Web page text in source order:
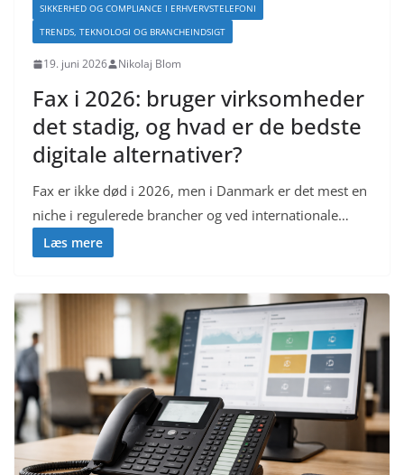
SIKKERHED OG COMPLIANCE I ERHVERVSTELEFONI
TRENDS, TEKNOLOGI OG BRANCHEINDSIGT
19. juni 2026 Nikolaj Blom
Fax i 2026: bruger virksomheder
det stadig, og hvad er de bedste
digitale alternativer?
Fax er ikke død i 2026, men i Danmark er det mest en
niche i regulerede brancher og ved internationale…
Læs mere